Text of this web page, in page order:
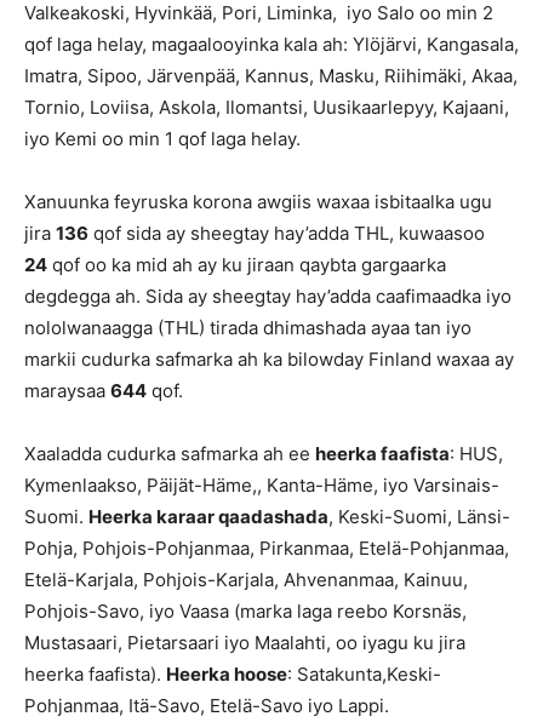
Valkeakoski, Hyvinkää, Pori, Liminka, iyo Salo oo min 2
qof laga helay, magaalooyinka kala ah: Ylöjärvi, Kangasala,
Imatra, Sipoo, Järvenpää, Kannus, Masku, Riihimäki, Akaa,
Tornio, Loviisa, Askola, Ilomantsi, Uusikaarlepyy, Kajaani,
iyo Kemi oo min 1 qof laga helay.
Xanuunka feyruska korona awgiis waxaa isbitaalka ugu
jira 136 qof sida ay sheegtay hay’adda THL, kuwaasoo
24 qof oo ka mid ah ay ku jiraan qaybta gargaarka
degdegga ah. Sida ay sheegtay hay’adda caafimaadka iyo
nololwanaagga (THL) tirada dhimashada ayaa tan iyo
markii cudurka safmarka ah ka bilowday Finland waxaa ay
maraysaa 644 qof.
Xaaladda cudurka safmarka ah ee heerka faafista: HUS,
Kymenlaakso, Päijät-Häme,, Kanta-Häme, iyo Varsinais-
Suomi. Heerka karaar qaadashada, Keski-Suomi, Länsi-
Pohja, Pohjois-Pohjanmaa, Pirkanmaa, Etelä-Pohjanmaa,
Etelä-Karjala, Pohjois-Karjala, Ahvenanmaa, Kainuu,
Pohjois-Savo, iyo Vaasa (marka laga reebo Korsnäs,
Mustasaari, Pietarsaari iyo Maalahti, oo iyagu ku jira
heerka faafista). Heerka hoose: Satakunta,Keski-
Pohjanmaa, Itä-Savo, Etelä-Savo iyo Lappi.